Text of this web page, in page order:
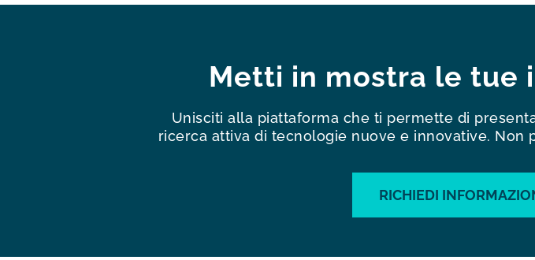
Metti in mostra le tue
Unisciti alla piattaforma che ti permette di
ricerca attiva di tecnologie nuove e innovative. Non
RICHIEDI